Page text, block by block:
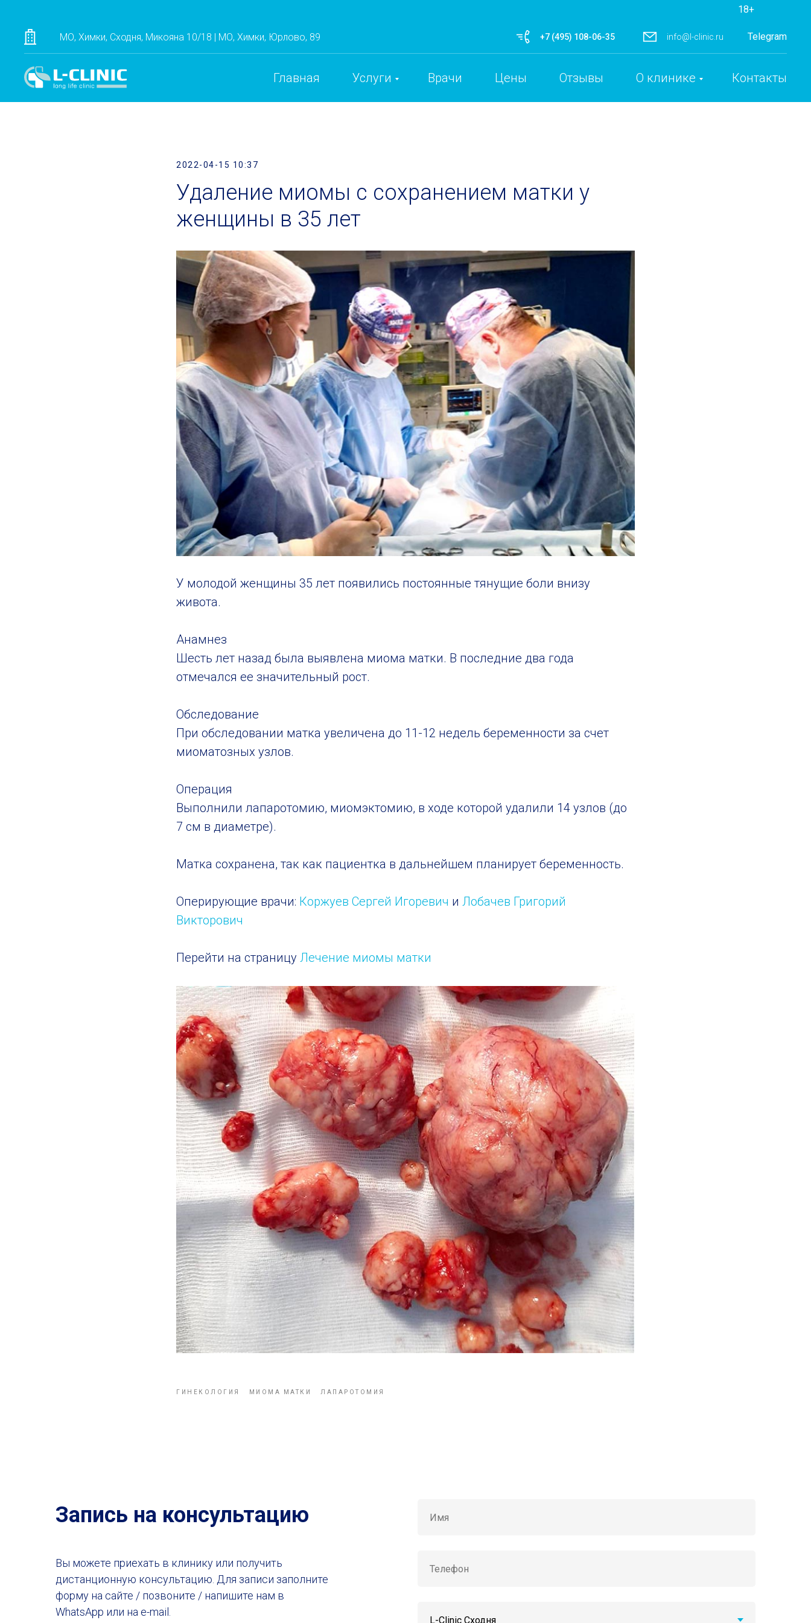
18+
МО, Химки, Сходня, Микояна 10/18 | МО, Химки, Юрлово, 89 +7 (495) 108-06-35 info@l-clinic.ru Telegram
Главная Услуги Врачи Цены Отзывы О клинике Контакты
2022-04-15 10:37
Удаление миомы с сохранением матки у
женщины в 35 лет
У молодой женщины 35 лет появились постоянные тянущие боли внизу
живота.
Анамнез
Шесть лет назад была выявлена миома матки. В последние два года
отмечался ее значительный рост.
Обследование
При обследовании матка увеличена до 11-12 недель беременности за счет
миоматозных узлов.
Операция
Выполнили лапаротомию, миомэктомию, в ходе которой удалили 14 узлов (до
7 см в диаметре).
Матка сохранена, так как пациентка в дальнейшем планирует беременность.
Оперирующие врачи: Коржуев Сергей Игоревич и Лобачев Григорий
Викторович
Перейти на страницу Лечение миомы матки
ГИНЕКОЛОГИЯ МИОМА МАТКИ ЛАПАРОТОМИЯ
Запись на консультацию
Вы можете приехать в клинику или получить
дистанционную консультацию. Для записи заполните
форму на сайте / позвоните / напишите нам в
WhatsApp или на e-mail.